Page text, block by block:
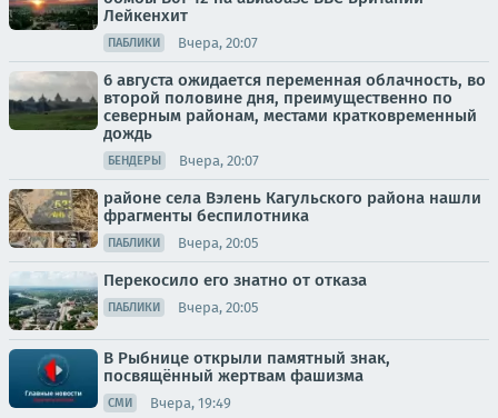
Лейкенхит
ПАБЛИКИ Вчера, 20:07
6 августа ожидается переменная облачность, во
второй половине дня, преимущественно по
северным районам, местами кратковременный
дождь
БЕНДЕРЫ Вчера, 20:07
районе села Вэлень Кагульского района нашли
фрагменты беспилотника
ПАБЛИКИ Вчера, 20:05
Перекосило его знатно от отказа
ПАБЛИКИ Вчера, 20:05
В Рыбнице открыли памятный знак,
посвящённый жертвам фашизма
СМИ Вчера, 19:49